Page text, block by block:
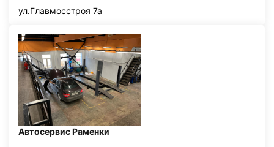
ул.Главмосстроя 7а
Автосервис Раменки